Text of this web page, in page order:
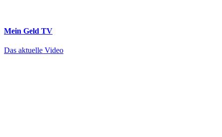
Mein Geld TV
Das aktuelle Video